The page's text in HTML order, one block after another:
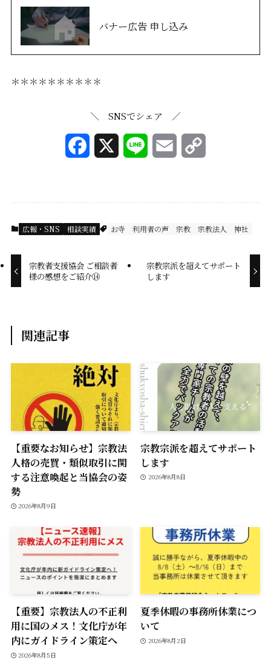
バナー広告 申し込み
＊＊＊＊＊＊＊＊＊＊
＼ SNSでシェア ／
o
i
広報・SNS 相談実績 お寺 利用者の声 宗教 宗教法人 神社
宗教者支援協会 ご相談者
様の感想をご紹介⑭
宗教宗派を超えてサポート
します
関連記事
【重要なお知らせ】宗教法
人格の売買・類似取引に関
する注意喚起と当協会の姿
勢
2026年8月9日
宗教宗派を超えてサポート
します
2026年8月8日
【重要】宗教法人の不正利
用に国のメス！文化庁が年
内にガイドライン策定へ
2026年8月5日
夏季休暇の事務所休業につ
いて
2026年8月2日